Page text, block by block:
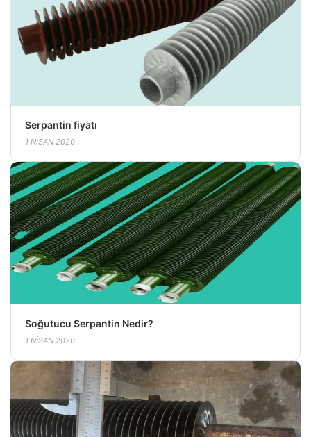
Serpantin fiyatı
1 NISAN 2020
Soğutucu Serpantin Nedir?
1 NISAN 2020